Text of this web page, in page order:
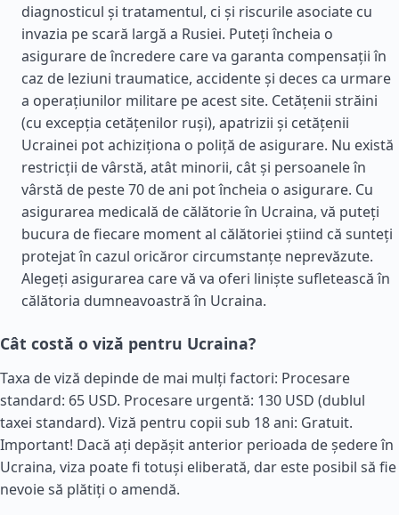
diagnosticul și tratamentul, ci și riscurile asociate cu
invazia pe scară largă a Rusiei. Puteți încheia o
asigurare de încredere care va garanta compensații în
caz de leziuni traumatice, accidente și deces ca urmare
a operațiunilor militare pe acest site. Cetățenii străini
(cu excepția cetățenilor ruși), apatrizii și cetățenii
Ucrainei pot achiziționa o poliță de asigurare. Nu există
restricții de vârstă, atât minorii, cât și persoanele în
vârstă de peste 70 de ani pot încheia o asigurare. Cu
asigurarea medicală de călătorie în Ucraina, vă puteți
bucura de fiecare moment al călătoriei știind că sunteți
protejat în cazul oricăror circumstanțe neprevăzute.
Alegeți asigurarea care vă va oferi liniște sufletească în
călătoria dumneavoastră în Ucraina.
Cât costă o viză pentru Ucraina?
Taxa de viză depinde de mai mulți factori: Procesare
standard: 65 USD. Procesare urgentă: 130 USD (dublul
taxei standard). Viză pentru copii sub 18 ani: Gratuit.
Important! Dacă ați depășit anterior perioada de ședere în
Ucraina, viza poate fi totuși eliberată, dar este posibil să fie
nevoie să plătiți o amendă.